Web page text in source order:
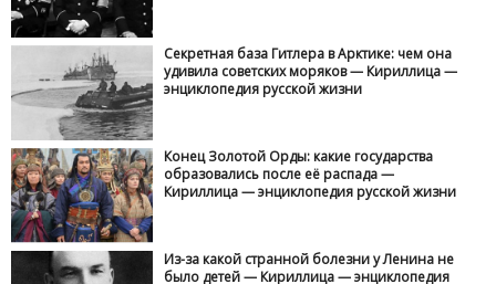
Секретная база Гитлера в Арктике: чем она
удивила советских моряков — Кириллица —
энциклопедия русской жизни
Конец Золотой Орды: какие государства
образовались после её распада —
Кириллица — энциклопедия русской жизни
Из-за какой странной болезни у Ленина не
было детей — Кириллица — энциклопедия